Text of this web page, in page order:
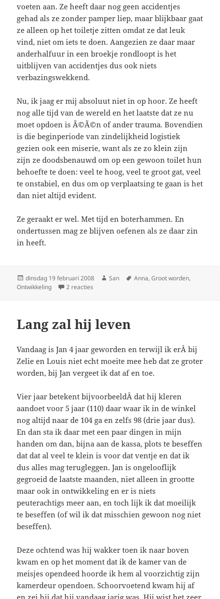
voeten aan. Ze heeft daar nog geen accidentjes
gehad als ze zonder pamper liep, maar blijkbaar gaat
ze alleen op het toiletje zitten omdat ze dat leuk
vind, niet om iets te doen. Aangezien ze daar maar
anderhalfuur in een broekje rondloopt is het
uitblijven van accidentjes dus ook niets
verbazingswekkend.
Nu, ik jaag er mij absoluut niet in op hoor. Ze heeft
nog alle tijd van de wereld en het laatste dat ze nu
moet opdoen is Ã©Ã©n of ander trauma. Bovendien
is die beginperiode van zindelijkheid logistiek
gezien ook een miserie, want als ze zo klein zijn
zijn ze doodsbenauwd om op een gewoon toilet hun
behoefte te doen: veel te hoog, veel te groot gat, veel
te onstabiel, en dus om op verplaatsing te gaan is het
dan niet altijd evident.
Ze geraakt er wel. Met tijd en boterhammen. En
ondertussen mag ze blijven oefenen als ze daar zin
in heeft.
Geplaatst
op
dinsdag 19 februari 2008 Auteur
San Tags
Anna,Groot worden,
Ontwikkeling
2 reacties
Lang zal hij leven
Vandaag is Jan 4 jaar geworden en terwijl ik erÂ bij
Zelie en Louis niet echt moeite mee heb dat ze groter
worden, bij Jan vergeet ik dat af en toe.
Vier jaar betekent bijvoorbeeldÂ dat hij kleren
aandoet voor 5 jaar (110) daar waar ik in de winkel
nog altijd naar de 104 ga en zelfs 98 (drie jaar dus).
En dan sta ik daar met een paar dingen in mijn
handen om dan, bijna aan de kassa, plots te beseffen
dat dat al veel te klein is voor dat ventje en dat ik
dus alles mag terugleggen. Jan is ongelooflijk
gegroeid de laatste maanden, niet alleen in grootte
maar ook in ontwikkeling en er is niets
peuterachtigs meer aan, en toch lijk ik dat moeilijk
te beseffen (of wil ik dat misschien gewoon nog niet
beseffen).
Deze ochtend was hij wakker toen ik naar boven
kwam en op het moment dat ik de kamer van de
meisjes opendeed hoorde ik hem al voorzichtig zijn
kamerdeur opendoen. Schoorvoetend kwam hij af